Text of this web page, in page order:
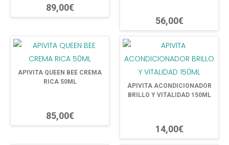
89,00€
56,00€
APIVITA QUEEN BEE CREMA
RICA 50ML
85,00€
APIVITA ACONDICIONADOR
BRILLO Y VITALIDAD 150ML
14,00€